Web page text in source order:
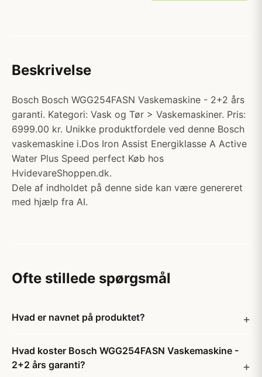
Beskrivelse
Bosch Bosch WGG254FASN Vaskemaskine - 2+2 års
garanti. Kategori: Vask og Tør > Vaskemaskiner. Pris:
6999.00 kr. Unikke produktfordele ved denne Bosch
vaskemaskine i.Dos Iron Assist Energiklasse A Active
Water Plus Speed perfect Køb hos
HvidevareShoppen.dk.
Dele af indholdet på denne side kan være genereret
med hjælp fra AI.
Ofte stillede spørgsmål
Hvad er navnet på produktet?
Hvad koster Bosch WGG254FASN Vaskemaskine -
2+2 års garanti?